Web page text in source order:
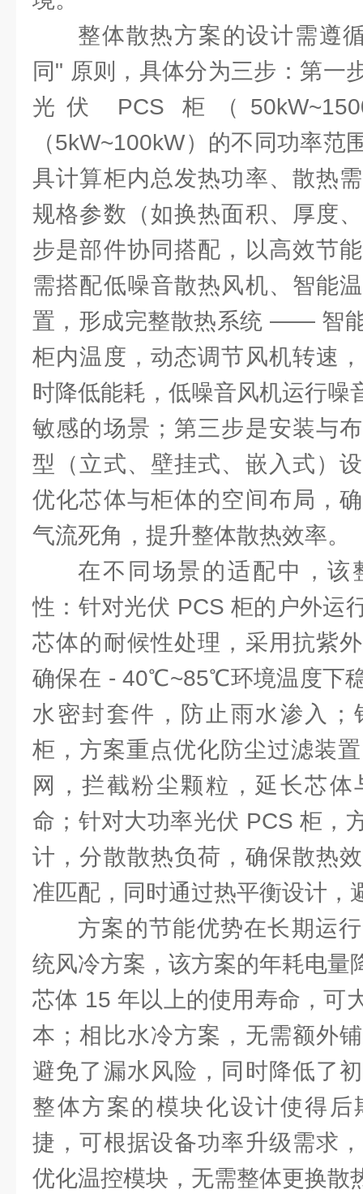
整体散热方案的设计需遵
同" 原则，具体分为三步：第一
光伏 PCS 柜（
（5kW~100kW）的不同功率范
具计算柜内总发热功率、散热
规格参数（如换热面积、厚度
步是部件协同搭配，以高效节
需搭配低噪音散热风机、智能
置，形成完整散热系统 —— 智
柜内温度，动态调节风机转速
时降低能耗，低噪音风机运行噪
敏感的场景；第三步是安装与
型（立式、壁挂式、嵌入式）
优化芯体与柜体的空间布局，
气流死角，提升整体散热效率。
在不同场景的适配中，该
性：针对光伏 PCS 柜的户外运
芯体的耐候性处理，采用抗紫
确保在 - 40℃~85℃环境温度下
水密封套件，防止雨水渗入
柜，方案重点优化防尘过滤装
网，拦截粉尘颗粒，延长芯
命；针对大功率光伏 PCS 柜，
计，分散散热负荷，确保散热
准匹配，同时通过热平衡设计，
方案的节能优势在长期运
统风冷方案，该方案的年耗电量
芯体 15 年以上的使用寿命，可
本；相比水冷方案，无需额外
避免了漏水风险，同时降低了
整体方案的模块化设计使得
捷，可根据设备功率升级需求
优化温控模块，无需整体更换散